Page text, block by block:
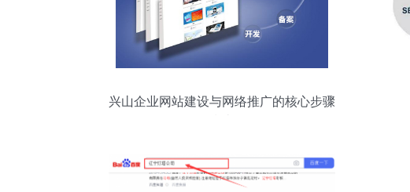
兴山企业网站建设与网络推广的核心步骤